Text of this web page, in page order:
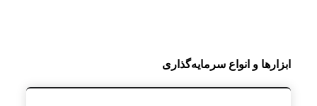
ابزارها و انواع سرمایه‌گذاری